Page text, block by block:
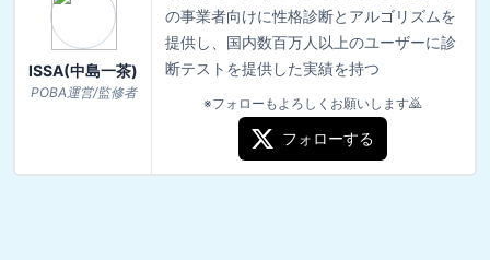
ISSA(中島一茶)
POBA運営/監修者
の事業者向けに性格診断とアルゴリズムを
提供し、国内数百万人以上のユーザーに診
断テストを提供した実績を持つ
※フォローもよろしくお願いします🙇
フォローする